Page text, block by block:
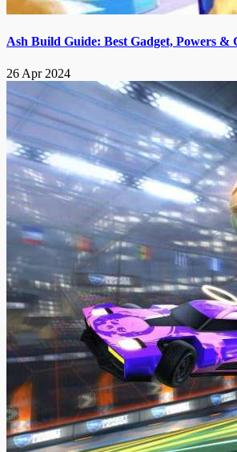
Ash Build Guide: Best Gadget, Powers &
26 Apr 2024